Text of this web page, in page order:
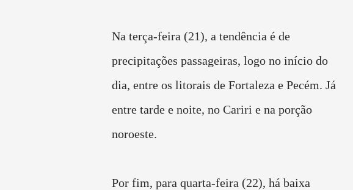
Na terça-feira (21), a tendência é de
precipitações passageiras, logo no início do
dia, entre os litorais de Fortaleza e Pecém. Já
entre tarde e noite, no Cariri e na porção
noroeste.
Por fim, para quarta-feira (22), há baixa